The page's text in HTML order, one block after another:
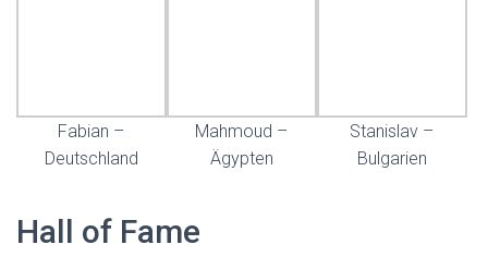
Fabian –
Deutschland
Mahmoud –
Ägypten
Stanislav –
Bulgarien
Hall of Fame